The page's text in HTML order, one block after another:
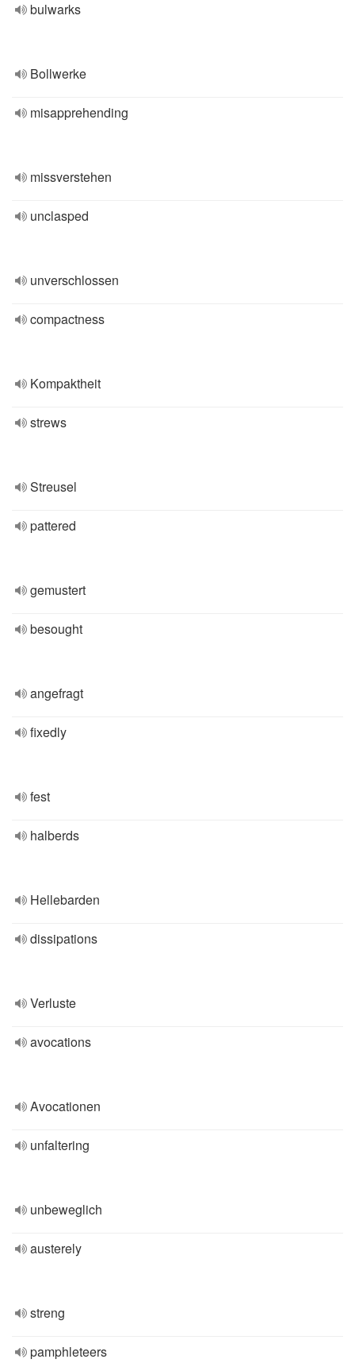
bulwarks
Bollwerke
misapprehending
missverstehen
unclasped
unverschlossen
compactness
Kompaktheit
strews
Streusel
pattered
gemustert
besought
angefragt
fixedly
fest
halberds
Hellebarden
dissipations
Verluste
avocations
Avocationen
unfaltering
unbeweglich
austerely
streng
pamphleteers